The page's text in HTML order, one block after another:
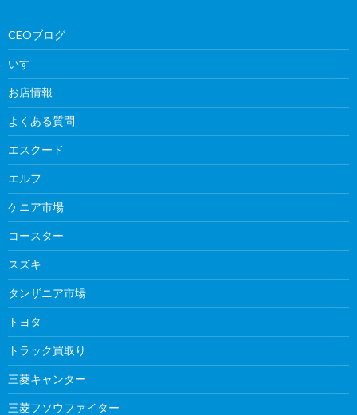
CEOブログ
いすゞ
お店情報
よくある質問
エスクード
エルフ
ケニア市場
コースター
スズキ
タンザニア市場
トヨタ
トラック買取り
三菱キャンター
三菱フソウファイター